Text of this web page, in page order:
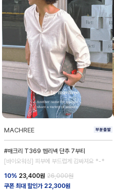
MACHREE
#매크리 T369 헨리넥 단추 7부티
[바이오워싱] 피부에 부드럽게 감싸져요 *-*
10% 23,400원 26,000원
쿠폰 최대 할인가 22,300원